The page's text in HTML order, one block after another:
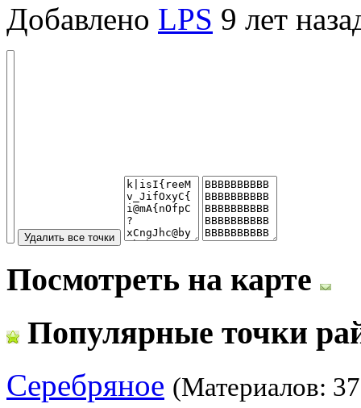
Добавлено LPS 9 лет
Посмотреть на карте
Популярные точки
Серебряное (Материалов: